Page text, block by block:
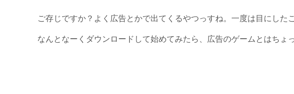
ご存じですか？よく広告とかで出てくるやつっすね。一度は目にした
なんとなーくダウンロードして始めてみたら、広告のゲームとはちょ